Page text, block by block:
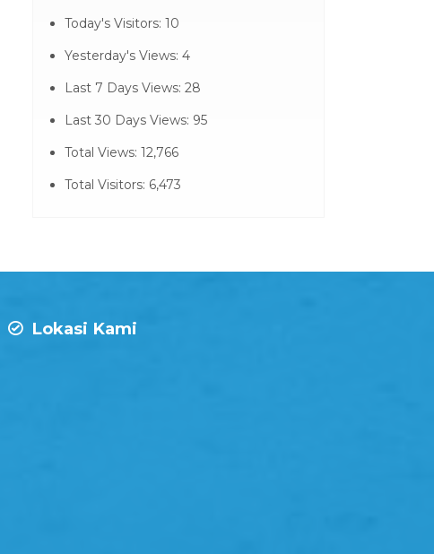
Today's Visitors: 10
Yesterday's Views: 4
Last 7 Days Views: 28
Last 30 Days Views: 95
Total Views: 12,766
Total Visitors: 6,473
Lokasi Kami